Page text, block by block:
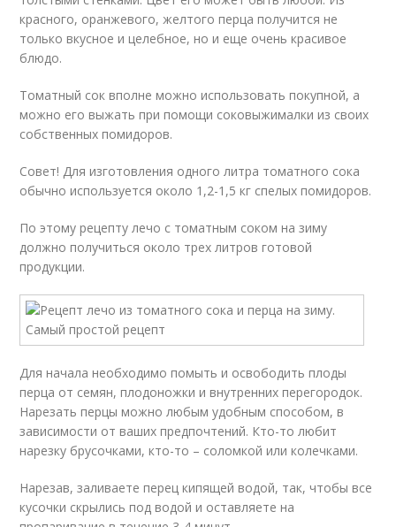
красного, оранжевого, желтого перца получится не
только вкусное и целебное, но и еще очень красивое
блюдо.
Томатный сок вполне можно использовать покупной, а
можно его выжать при помощи соковыжималки из своих
собственных помидоров.
Совет! Для изготовления одного литра томатного сока
обычно используется около 1,2-1,5 кг спелых помидоров.
По этому рецепту лечо с томатным соком на зиму
должно получиться около трех литров готовой
продукции.
Для начала необходимо помыть и освободить плоды
перца от семян, плодоножки и внутренних перегородок.
Нарезать перцы можно любым удобным способом, в
зависимости от ваших предпочтений. Кто-то любит
нарезку брусочками, кто-то – соломкой или колечками.
Нарезав, заливаете перец кипящей водой, так, чтобы все
кусочки скрылись под водой и оставляете на